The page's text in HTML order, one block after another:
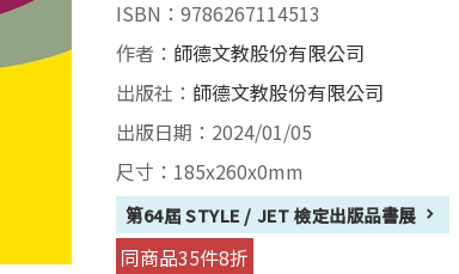
ISBN：9786267114513
作者： 師德文教股份有限公司
出版社： 師德文教股份有限公司
出版日期：2024/01/05
尺寸：185x260x0mm
第64屆 STYLE / JET 檢定出版品書展
同商品35件8折